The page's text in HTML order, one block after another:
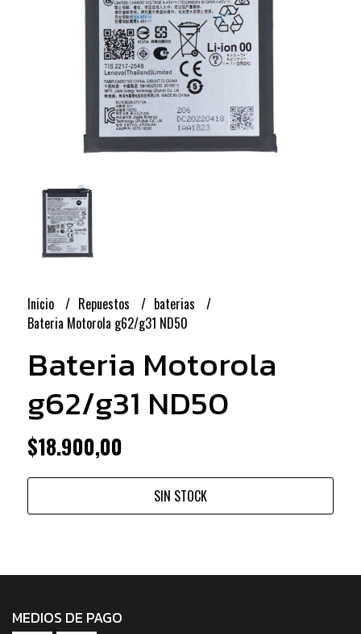
Inicio Repuestos
baterias
Bateria Motorola g62/g31 ND50
Bateria Motorola
g62/g31 ND50
$18.900,00
SIN STOCK
MEDIOS DE PAGO